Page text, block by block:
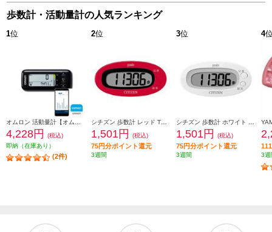
歩数計・活動量計の人気ランキング
1位
4,228円
(税込)
即納（在庫あり）
(2件)
2位
1,501円 (税込)
75円分ポイント還元
3週間
3位
1,501円 (税込)
75円分ポイント還元
3週間
4
3週